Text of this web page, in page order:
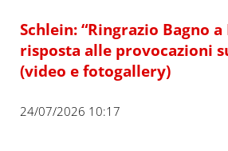
Schlein: “Ringrazio Bagno
risposta alle provocazioni
(video e fotogallery)
24/07/2026 10:17